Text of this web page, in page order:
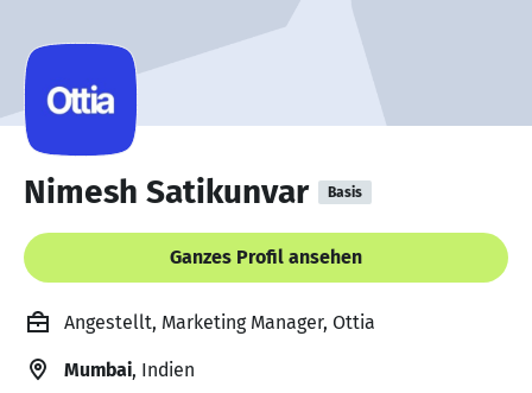
Nimesh Satikunvar Basis
Ganzes Profil ansehen
Angestellt, Marketing Manager, Ottia
Mumbai, Indien